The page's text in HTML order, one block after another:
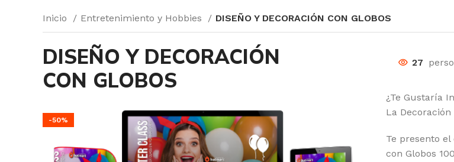
Inicio Entretenimiento y Hobbies DISEÑO Y DECORACIÓN CON GLOBOS
DISEÑO Y DECORACIÓN
CON GLOBOS
-50%
27
¿Te Gustaría
La Decoración
Te presento
con Globos